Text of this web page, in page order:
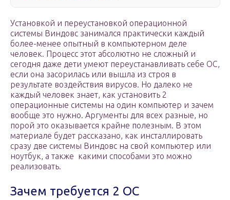
Установкой и переустановкой операционной
системы Виндовс занимался практически каждый
более-менее опытный в компьютерном деле
человек. Процесс этот абсолютно не сложный и
сегодня даже дети умеют переустанавливать себе ОС,
если она засорилась или вышла из строя в
результате воздействия вирусов. Но далеко не
каждый человек знает, как установить 2
операционные системы на один компьютер и зачем
вообще это нужно. Аргументы для всех разные, но
порой это оказывается крайне полезным. В этом
материале будет рассказано, как инсталлировать
сразу две системы Виндовс на свой компьютер или
ноутбук, а также какими способами это можно
реализовать.
Зачем требуется 2 OC